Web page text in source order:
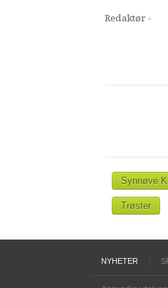
Redaktør -
Synnøve
Trøster
NYHETER